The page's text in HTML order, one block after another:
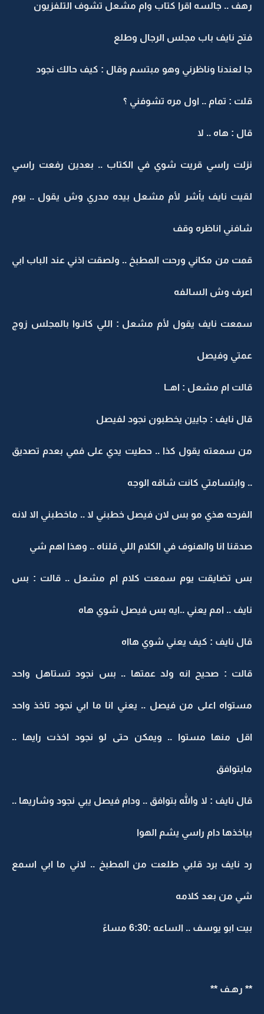
رهف .. جالسه اقرا كتاب وام مشعل تشوف التلفزيون
فتح نايف باب مجلس الرجال وطلع
جا لعندنا وناظرني وهو مبتسم وقال : كيف حالك نجود
قلت : تمام .. اول مره تشوفني ؟
قال : هاه .. لا
نزلت راسي قريت شوي في الكتاب .. بعدين رفعت راسي
لقيت نايف يأشر لأم مشعل بيده مدري وش يقول .. يوم
شافني اناظره وقف
قمت من مكاني ورحت المطبخ .. ولصقت اذني عند الباب ابي
اعرف وش السالفه
سمعت نايف يقول لأم مشعل : اللي كانـوا بالمجلس زوج
عمتي وفيصل
قالت ام مشعل : اهــا
قال نايف : جايين يخطبون نجود لفيصل
من سمعته يقول كذا .. حطيت يدي على فمي بعدم تصديق
.. وابتسامتي كانت شاقه الوجه
الفرحه هذي مو بس لان فيصل خطبني لا .. ماخطبني الا لانه
صدقنا انا والهنوف في الكلام اللي قلناه .. وهذا اهم شي
بس تضايقت يوم سمعت كلام ام مشعل .. قالت : بس
نايف .. امم يعني ..ايه بس فيصل شوي هاه
قال نايف : كيف يعني شوي هااه
قالت : صحيح انه ولد عمتها .. بس نجود تستاهل واحد
مستواه اعلى من فيصل .. يعني انا ما ابي نجود تاخذ واحد
اقل منها مستوا .. ويمكن حتى لو نجود اخذت رايها ..
مابتوافق
قال نايف : لا والله بتوافق .. ودام فيصل يبي نجود وشاريها ..
بياخذها دام راسي يشم الهوا
رد نايف برد قلبي طلعت من المطبخ .. لاني ما ابي اسمع
شي من بعد كلامه
بيت ابو يوسف .. الساعه :6:30 مساءً
** رهـف **